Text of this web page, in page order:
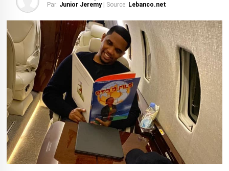
Par: Junior Jeremy | Source: Lebanco.net